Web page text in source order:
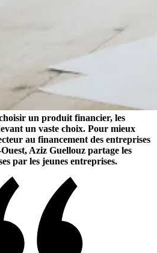
un produit financier, les
un vaste choix. Pour mieux
au financement des entreprises
Aziz Guellouz partage les
par les jeunes entreprises.